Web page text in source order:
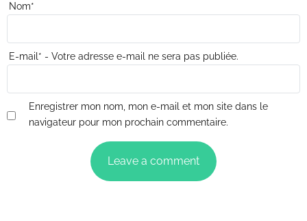
Nom*
E-mail * - Votre adresse e-mail ne sera pas publiée.
Enregistrer mon nom, mon e-mail et mon site dans le
navigateur pour mon prochain commentaire.